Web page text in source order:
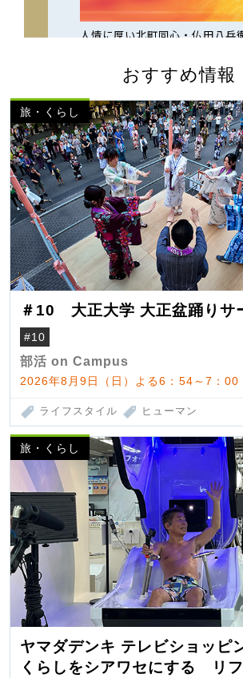
おすすめ情報
旅・くらし
＃10 大正大学 大正盆踊りサ
#10
部活 on Campus
2026年8月9日（日）よる6：54～7：00
ライフスタイル ヒューマン
旅・くらし
ヤマダデンキ テレビショッピ
くらしをシアワセにする リ